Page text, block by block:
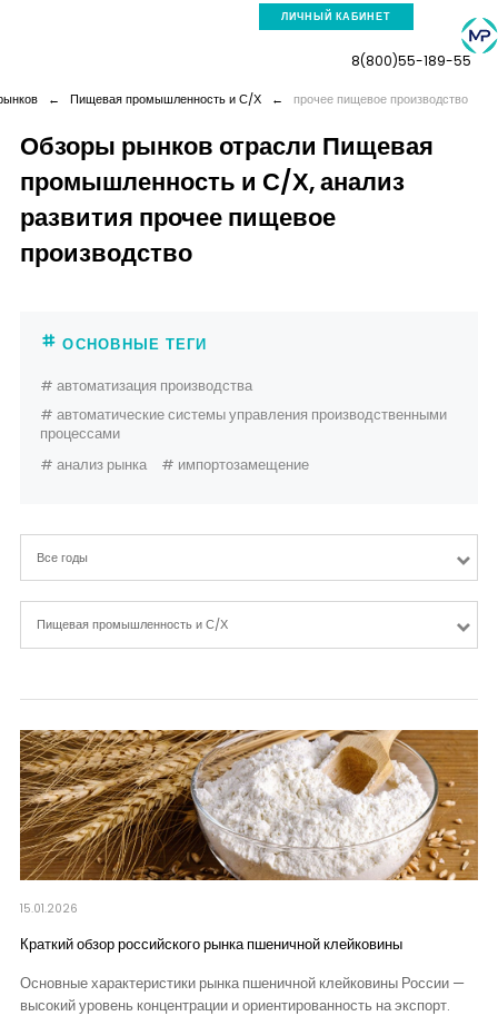
ЛИЧНЫЙ КАБИНЕТ
Компания
Услуги
Кейсы
Аналитика
8(800)55-189-55
← Пищевая промышленность и С/Х ← прочее пищевое производство
Обзоры рынков отрасли Пищевая
промышленность и С/Х, анализ
развития прочее пищевое
производство
Все годы
Пищевая промышленность и С/Х
15.01.2026
Краткий обзор российского рынка пшеничной клейковины
Основные характеристики рынка пшеничной клейковины России —
высокий уровень концентрации и ориентированность на экспорт.
ОСНОВНЫЕ ТЕГИ
# автоматизация производства
# автоматические системы управления производственными
процессами
# анализ рынка
# импортозамещение